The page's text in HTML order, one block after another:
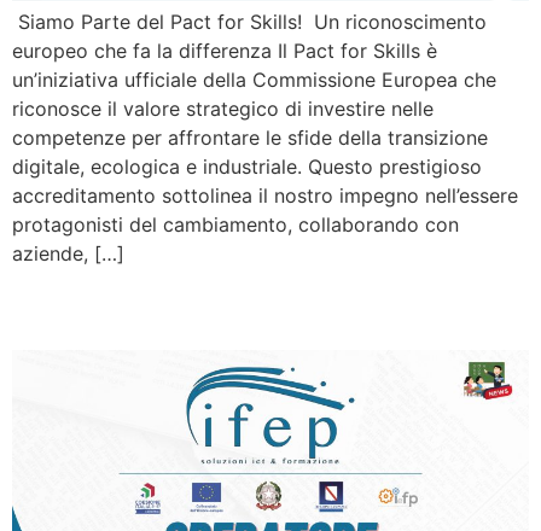
Siamo Parte del Pact for Skills! Un riconoscimento
europeo che fa la differenza Il Pact for Skills è
un’iniziativa ufficiale della Commissione Europea che
riconosce il valore strategico di investire nelle
competenze per affrontare le sfide della transizione
digitale, ecologica e industriale. Questo prestigioso
accreditamento sottolinea il nostro impegno nell’essere
protagonisti del cambiamento, collaborando con
aziende, […]